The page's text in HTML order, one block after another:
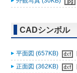
CADシンボル
平面図 (657KB)
正面図 (362KB)